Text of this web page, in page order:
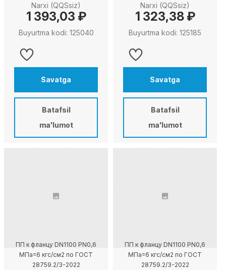
Narxi (QQSsiz)
1 393,03 ₽
Buyurtma kodi: 125040
Savatga
Batafsil
ma'lumot
Narxi (QQSsiz)
1 323,38 ₽
Buyurtma kodi: 125185
Savatga
Batafsil
ma'lumot
ПП к фланцу DN1100 PN0,6
МПа=6 кгс/см2 по ГОСТ
28759.2/3-2022
ПП к фланцу DN1100 PN0,6
МПа=6 кгс/см2 по ГОСТ
28759.2/3-2022